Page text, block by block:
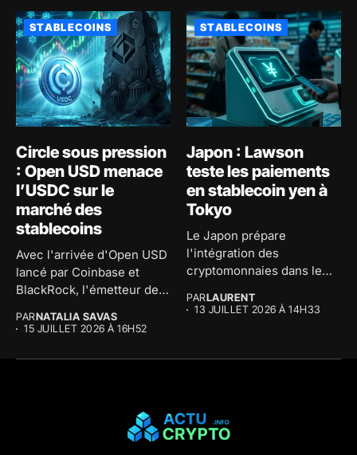
STABLECOINS
Circle sous pression
: Open USD menace
l’USDC sur le
marché des
stablecoins
Avec l'arrivée d'Open USD
lancé par Coinbase et
BlackRock, l'émetteur de
PARNATALIA SAVAS
15 JUILLET 2026 À 16H52
STABLECOINS
Japon : Lawson
teste les paiements
en stablecoin yen à
Tokyo
Le Japon prépare
l'intégration des
cryptomonnaies dans le
un...
PARLAURENT
13 JUILLET 2026 À 14H33